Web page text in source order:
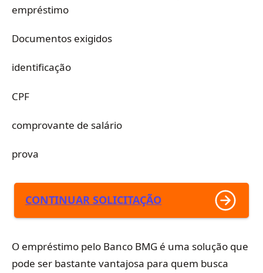
empréstimo
Documentos exigidos
identificação
CPF
comprovante de salário
prova
CONTINUAR SOLICITAÇÃO
O empréstimo pelo Banco BMG é uma solução que
pode ser bastante vantajosa para quem busca